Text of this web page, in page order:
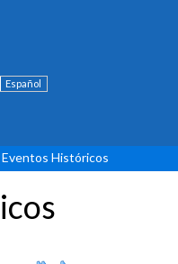
Español
Eventos Históricos